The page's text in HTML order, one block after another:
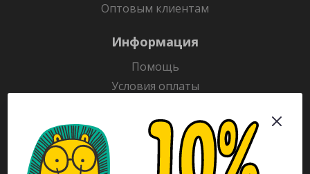
Оптовым клиентам
Информация
Помощь
Условия оплаты
Гарантия на товар
Раскраски
Рекламодателям